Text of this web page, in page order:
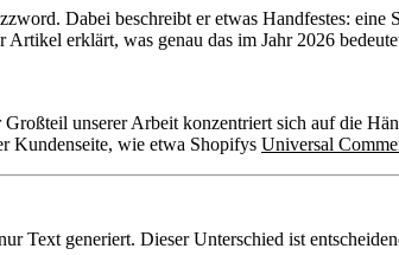
Dabei beschreibt er etwas Handfestes:
erklärt, was genau das im Jahr 2026
unserer Arbeit konzentriert sich auf die
Kundenseite, wie etwa Shopifys Universal
Text generiert. Dieser Unterschied ist